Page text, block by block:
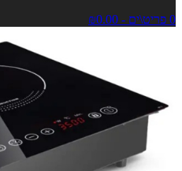
0 פריט\ים - ₪0.00